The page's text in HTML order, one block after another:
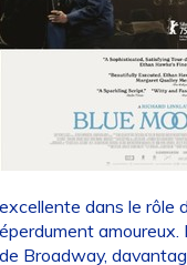
dans le rôle
amoureux.
Broadway,